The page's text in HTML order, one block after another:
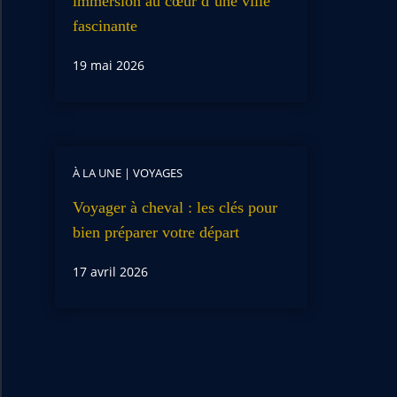
fascinante
19 mai 2026
À LA UNE| VOYAGES
Voyager à cheval : les clés pour
bien préparer votre départ
17 avril 2026